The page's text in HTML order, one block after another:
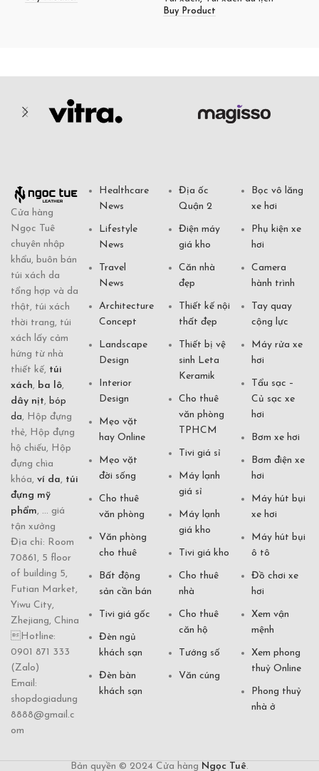
Buy Product
Cửa hàng
Ngọc Tuê
chuyên nhập
khẩu, buôn bán
túi xách da
tổng hợp và da
thật, túi xách
thời trang, túi
xách lấy cảm
hứng từ nhà
thiết kế, túi
xách, ba lô,
dây nịt, bóp
da, Hộp đựng
thẻ, Hộp đựng
hộ chiếu, Hộp
đựng chìa
khóa, ví da, túi
đựng mỹ
phẩm, ... giá
tận xưởng
Địa chỉ: Room
70861, 5 floor
of building 5,
Futian Market,
Yiwu City,
Zhejiang, China
Hotline:
0901 871 333
(Zalo)
Email:
shopdogiadung
8888@gmail.c
om
Healthcare
News
Lifestyle
News
Travel
News
Architecture
Concept
Landscape
Design
Interior
Design
Mẹo vặt
hay Online
Mẹo vặt
đời sống
Cho thuê
văn phòng
Văn phòng
cho thuê
Bất động
sản cần bán
Tivi giá gốc
Đèn ngủ
khách sạn
Đèn bàn
khách sạn
Địa ốc
Quận 2
Điện máy
giá kho
Căn nhà
đẹp
Thiết kế nội
thất đẹp
Thiết bị vệ
sinh Leta
Keramik
Cho thuê
văn phòng
TPHCM
Tivi giá sỉ
Máy lạnh
giá sỉ
Máy lạnh
giá kho
Tivi giá kho
Cho thuê
nhà
Cho thuê
căn hộ
Tướng số
Văn cúng
Bọc vô lăng
xe hơi
Phụ kiện xe
hơi
Camera
hành trình
Tay quay
cộng lực
Máy rửa xe
hơi
Tẩu sạc –
Củ sạc xe
hơi
Bơm xe hơi
Bơm điện xe
hơi
Máy hút bụi
xe hơi
Máy hút bụi
ô tô
Đồ chơi xe
hơi
Xem vận
mệnh
Xem phong
thuỷ Online
Phong thuỷ
nhà ở
Bản quyền © 2024 Cửa hàng Ngọc Tuê.